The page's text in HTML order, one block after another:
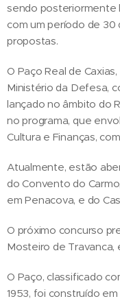
sendo posteriormente
com um período de
propostas.
O Paço Real de
Ministério da Defesa,
lançado no âmbito do
no programa, que
Cultura e Finanças,
Atualmente, estão
do Convento do
em Penacova, e do
O próximo concurso
Mosteiro de Travanca,
O Paço, classificado
1953, foi construído